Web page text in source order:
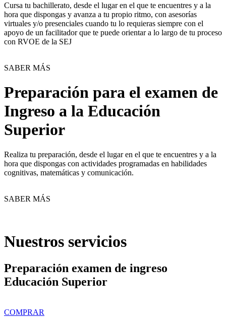
Cursa tu bachillerato, desde el lugar en el que te encuentres y a la
hora que dispongas y avanza a tu propio ritmo, con asesorías
virtuales y/o presenciales cuando tu lo requieras siempre con el
apoyo de un facilitador que te puede orientar a lo largo de tu proceso
con RVOE de la SEJ
SABER MÁS
Preparación para el examen de
Ingreso a la Educación
Superior
Realiza tu preparación, desde el lugar en el que te encuentres y a la
hora que dispongas con actividades programadas en habilidades
cognitivas, matemáticas y comunicación.
SABER MÁS
Nuestros servicios
Preparación examen de ingreso
Educación Superior
COMPRAR